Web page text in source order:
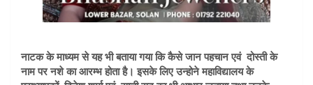
नाटक के माध्यम से यह भी बताया गया कि कैसे जान पहचान एवं दोस्ती के
नाम पर नशे का आरम्भ होता है। इसके लिए उन्होने महाविद्यालय के